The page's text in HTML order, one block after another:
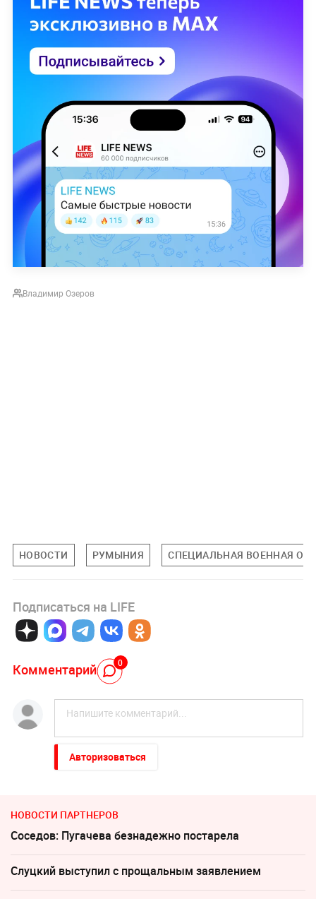
Владимир Озеров
НОВОСТИ РУМЫНИЯ СПЕЦИАЛЬНАЯ ВОЕННАЯ
Подписаться на LIFE
Комментарий 0
Авторизоваться
НОВОСТИ ПАРТНЕРОВ
Соседов: Пугачева безнадежно постарела
Слуцкий выступил с прощальным заявлением